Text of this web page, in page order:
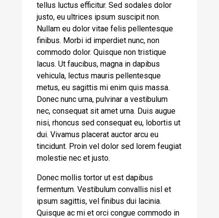
tellus luctus efficitur. Sed sodales dolor
justo, eu ultrices ipsum suscipit non.
Nullam eu dolor vitae felis pellentesque
finibus. Morbi id imperdiet nunc, non
commodo dolor. Quisque non tristique
lacus. Ut faucibus, magna in dapibus
vehicula, lectus mauris pellentesque
metus, eu sagittis mi enim quis massa.
Donec nunc urna, pulvinar a vestibulum
nec, consequat sit amet urna. Duis augue
nisi, rhoncus sed consequat eu, lobortis ut
dui. Vivamus placerat auctor arcu eu
tincidunt. Proin vel dolor sed lorem feugiat
molestie nec et justo.
Donec mollis tortor ut est dapibus
fermentum. Vestibulum convallis nisl et
ipsum sagittis, vel finibus dui lacinia.
Quisque ac mi et orci congue commodo in